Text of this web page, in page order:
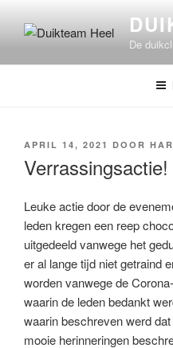
inhoud
De
GEPLAATST
APRIL 14, 2021 DOOR
Verrassingsactie!
Leuke actie door de
leden kregen een reep
uitgedeeld vanwege het
er al lange tijd niet getraind
worden vanwege de
waarin de leden bedankt
waarin beschreven werd
mooie herinneringen